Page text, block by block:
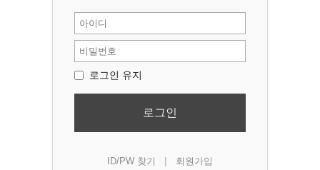
로그인 유지
로그인
ID/PW 찾기 | 회원가입